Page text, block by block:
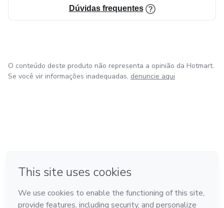
Dúvidas frequentes
O conteúdo deste produto não representa a opinião da Hotmart.
Se você vir informações inadequadas, denuncie aqui
Feito com ❤ em Amsterdam